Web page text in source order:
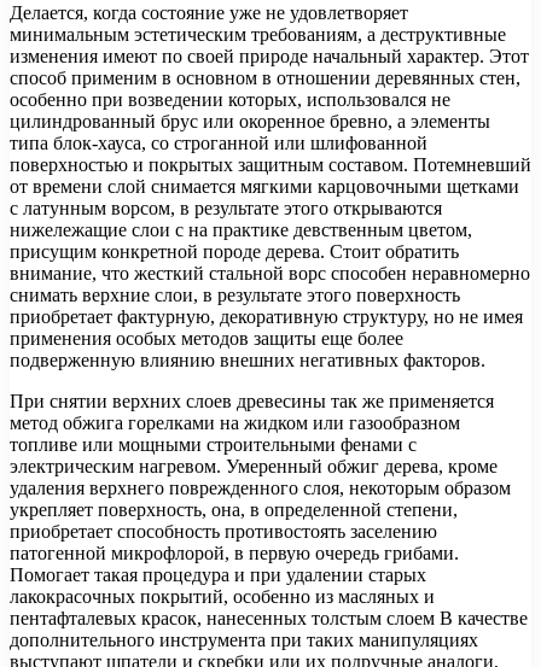
Делается, когда состояние уже не удовлетворяет
минимальным эстетическим требованиям, а деструктивные
изменения имеют по своей природе начальный характер. Этот
способ применим в основном в отношении деревянных стен,
особенно при возведении которых, использовался не
цилиндрованный брус или окоренное бревно, а элементы
типа блок-хауса, со строганной или шлифованной
поверхностью и покрытых защитным составом. Потемневший
от времени слой снимается мягкими карцовочными щетками
с латунным ворсом, в результате этого открываются
нижележащие слои с на практике девственным цветом,
присущим конкретной породе дерева. Стоит обратить
внимание, что жесткий стальной ворс способен неравномерно
снимать верхние слои, в результате этого поверхность
приобретает фактурную, декоративную структуру, но не имея
применения особых методов защиты еще более
подверженную влиянию внешних негативных факторов.
При снятии верхних слоев древесины так же применяется
метод обжига горелками на жидком или газообразном
топливе или мощными строительными фенами с
электрическим нагревом. Умеренный обжиг дерева, кроме
удаления верхнего поврежденного слоя, некоторым образом
укрепляет поверхность, она, в определенной степени,
приобретает способность противостоять заселению
патогенной микрофлорой, в первую очередь грибами.
Помогает такая процедура и при удалении старых
лакокрасочных покрытий, особенно из масляных и
пентафталевых красок, нанесенных толстым слоем В качестве
дополнительного инструмента при таких манипуляциях
выступают шпатели и скребки или их подручные аналоги,